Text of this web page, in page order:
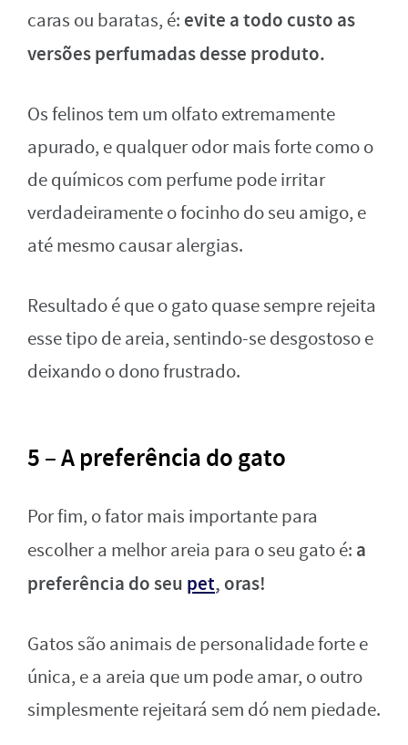
caras ou baratas, é: evite a todo custo as
versões perfumadas desse produto.
Os felinos tem um olfato extremamente
apurado, e qualquer odor mais forte como o
de químicos com perfume pode irritar
verdadeiramente o focinho do seu amigo, e
até mesmo causar alergias.
Resultado é que o gato quase sempre rejeita
esse tipo de areia, sentindo-se desgostoso e
deixando o dono frustrado.
5 – A preferência do gato
Por fim, o fator mais importante para
escolher a melhor areia para o seu gato é: a
preferência do seu pet, oras!
Gatos são animais de personalidade forte e
única, e a areia que um pode amar, o outro
simplesmente rejeitará sem dó nem piedade.